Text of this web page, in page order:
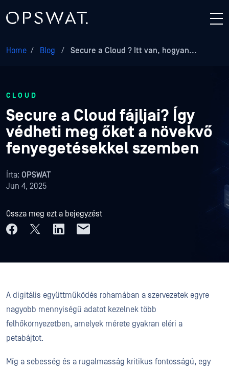
Home / Blog / Secure a Cloud ? Itt van, hogyan...
CLOUD
Secure a Cloud fájljai? Így
védheti meg őket a növekvő
fenyegetésekkel szemben
Írta: OPSWAT
Jun 4, 2025
Ossza meg ezt a bejegyzést
A digitális együttműködés rohamában a szervezetek egyre
nagyobb mennyiségű adatot kezelnek több
felhőkörnyezetben, amelyek mérete gyakran eléri a
petabájtot.
Míg a sebesség és a rugalmasság kritikus fontosságú, egy